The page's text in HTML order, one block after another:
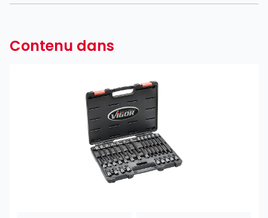
Contenu dans